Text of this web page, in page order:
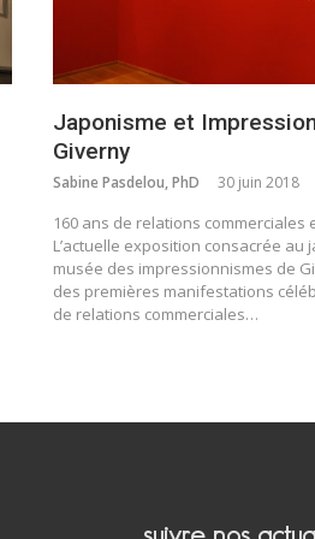
Japonisme et
Giverny
Sabine Pasdelou, PhD 30 juin 2018
160 ans de relations commerciales
L’actuelle exposition consacrée au
musée des impressionnismes de
des premières manifestations
de relations commerciales…